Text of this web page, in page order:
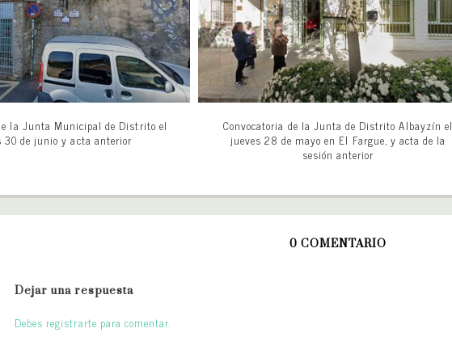
la Junta Municipal de Distrito el
30 de junio y acta anterior
Convocatoria de la Junta de Distrito Albayzín el
jueves 28 de mayo en El Fargue, y acta de la
sesión anterior
0 COMENTARIO
Dejar una respuesta
Debes registrarte para comentar.